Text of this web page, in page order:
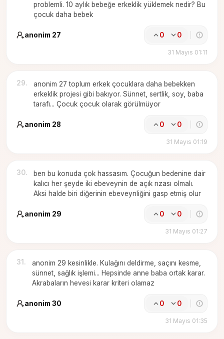
problemli. 10 aylık bebeğe erkeklik yüklemek nedir? Bu
çocuk daha bebek
anonim 27 0 0
31 Mayıs 01:11
29.
anonim 27 toplum erkek çocuklara daha bebekken
erkeklik projesi gibi bakıyor. Sünnet, sertlik, soy, baba
tarafı... Çocuk çocuk olarak görülmüyor
anonim 28 0 0
31 Mayıs 01:19
30.
ben bu konuda çok hassasım. Çocuğun bedenine dair
kalıcı her şeyde iki ebeveynin de açık rızası olmalı.
Aksi halde biri diğerinin ebeveynliğini gasp etmiş olur
anonim 29 0 0
31 Mayıs 01:27
31 .
anonim 29 kesinlikle. Kulağını deldirme, saçını kesme,
sünnet, sağlık işlemi... Hepsinde anne baba ortak karar.
Akrabaların hevesi karar kriteri olamaz
anonim 30 0 0
31 Mayıs 01:35